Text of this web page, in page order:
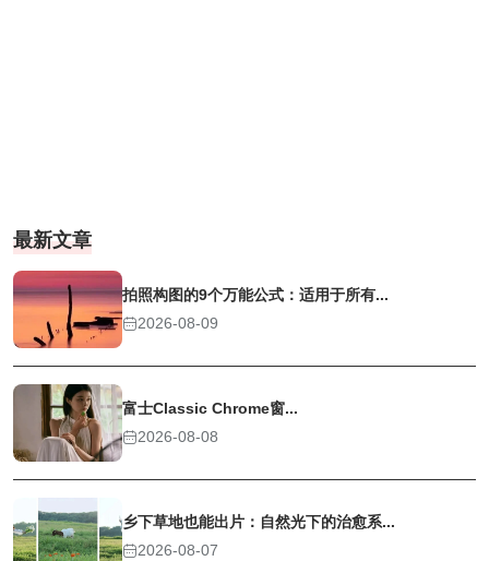
最新文章
拍照构图的9个万能公式：适用于所有...
2026-08-09
富士Classic Chrome窗...
2026-08-08
乡下草地也能出片：自然光下的治愈系...
2026-08-07